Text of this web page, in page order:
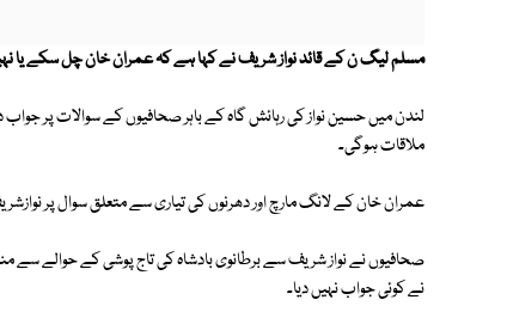
مسلم لیگ ن کے قائد نواز شریف نے کہا ہے کہ عمران خان چل سکے یا
لندن میں حسین نواز کی رہائش گاہ کے باہر صحافیوں کے سوالات پر
ملاقات ہوگی۔
عمران خان کے لانگ مارچ اور دھرنوں کی تیاری سے متعلق سوال پر
صحافیوں نے نواز شریف سے برطانوی بادشاہ کی تاج پوشی کے حوالے
نے کوئی جواب نہیں دیا۔